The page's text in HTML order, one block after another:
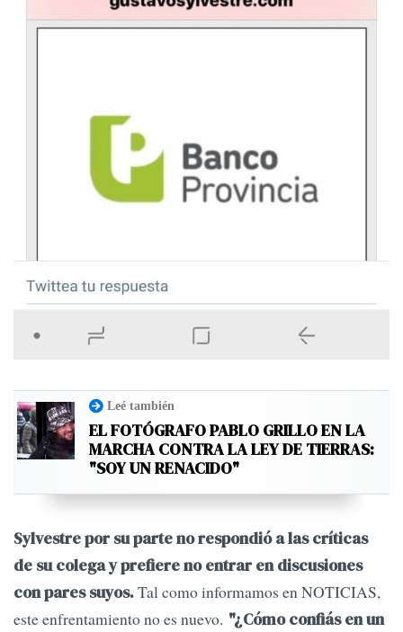
Leé también
EL FOTÓGRAFO PABLO GRILLO EN LA
MARCHA CONTRA LA LEY DE TIERRAS:
"SOY UN RENACIDO"
Sylvestre por su parte no respondió a las críticas
de su colega y prefiere no entrar en discusiones
con pares suyos.Tal como informamos en NOTICIAS,
este enfrentamiento no es nuevo. "¿Cómo confiás en un